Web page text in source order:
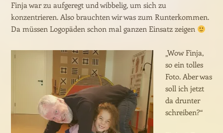
Finja war zu aufgeregt und wibbelig, um sich zu
konzentrieren. Also brauchten wir was zum Runterkommen.
Da müssen Logopäden schon mal ganzen Einsatz zeigen
„Wow Finja,
so ein tolles
Foto. Aber was
soll ich jetzt
da drunter
schreiben?“